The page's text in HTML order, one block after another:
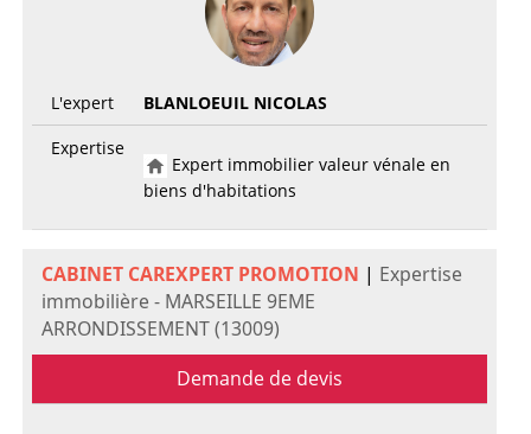
L'expert
BLANLOEUIL NICOLAS
Expertise
Expert immobilier valeur vénale en
biens d'habitations
CABINET CAREXPERT PROMOTION | Expertise
immobilière - MARSEILLE 9EME
ARRONDISSEMENT (13009)
Demande de devis